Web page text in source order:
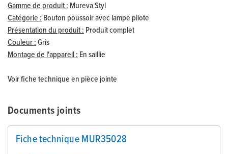
Gamme de produit : Mureva Styl
Catégorie : Bouton poussoir avec lampe pilote
Présentation du produit : Produit complet
Couleur :Gris
Montage de l'appareil : En saillie
Voir fiche technique en pièce jointe
Documents joints
Fiche technique MUR35028